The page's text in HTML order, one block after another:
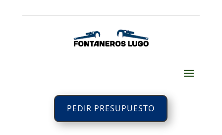
PEDIR PRESUPUESTO